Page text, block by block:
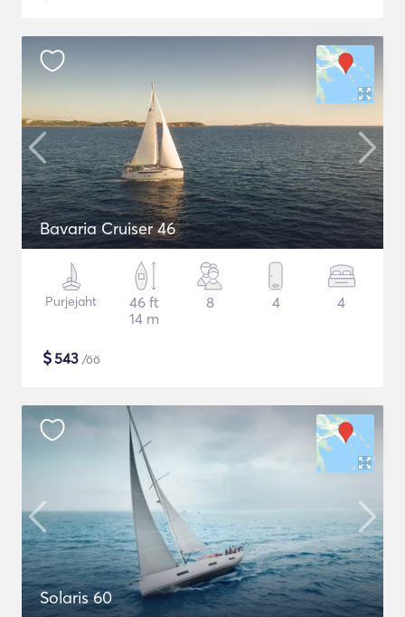
Bavaria Cruiser 46
Purjejaht
46 ft
14 m
8 4 4
$543 /öö
Solaris 60